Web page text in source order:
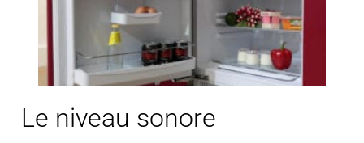
Le niveau sonore